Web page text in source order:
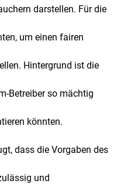
darstellen. Für die
um einen fairen
Hintergrund ist die
Betreiber so mächtig
könnten.
dass die Vorgaben des
und